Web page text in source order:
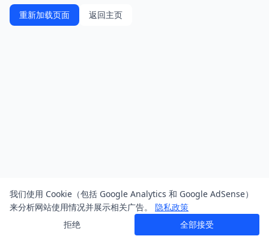
重新加载页面 返回主页
我们使用 Cookie（包括 Google Analytics 和 Google AdSense）
来分析网站使用情况并展示相关广告。
隐私政策
拒绝
全部接受